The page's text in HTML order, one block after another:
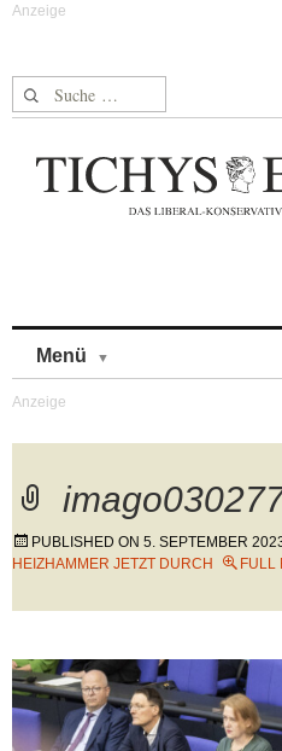
Suche nach:
Menü
PUBLISHED ON 5. SEPTEMBER
HEIZHAMMER JETZT DURCH
FULL